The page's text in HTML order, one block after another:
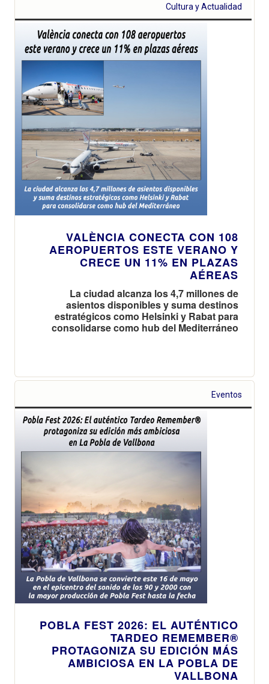
Cultura y Actualidad
VALÈNCIA CONECTA CON 108
AEROPUERTOS ESTE VERANO Y
CRECE UN 11% EN PLAZAS
AÉREAS
La ciudad alcanza los 4,7 millones de
asientos disponibles y suma destinos
estratégicos como Helsinki y Rabat para
consolidarse como hub del Mediterráneo
Eventos
POBLA FEST 2026: EL AUTÉNTICO
TARDEO REMEMBER®
PROTAGONIZA SU EDICIÓN MÁS
AMBICIOSA EN LA POBLA DE
VALLBONA